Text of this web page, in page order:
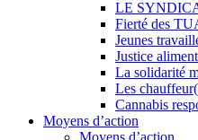
LE
Fierté des
Jeunes
Justice
La solidarité
Les
Cannabis
Moyens d’action
Moyens d’action